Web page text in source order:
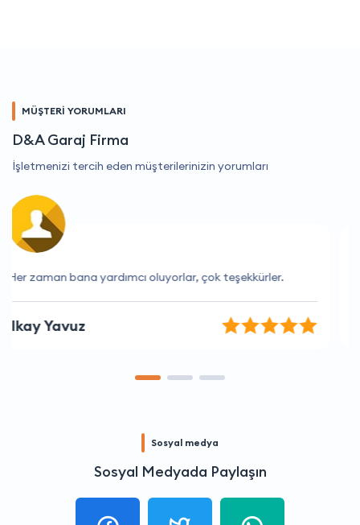
MÜŞTERİ YORUMLARI
D&A Garaj Firma
İşletmenizi tercih eden müşterilerinizin yorumları
Her zaman memnun kalıyorum
Selin Aydın
Sosyal medya
Sosyal Medyada Paylaşın